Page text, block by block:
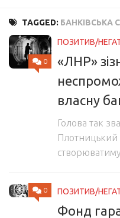
TAGGED: БАНКІВСЬКА
0
ПОЗИТИВ/
«ЛНР»
власну
Голова так
Плотницький
0 ПОЗИТИВ/
Фонд